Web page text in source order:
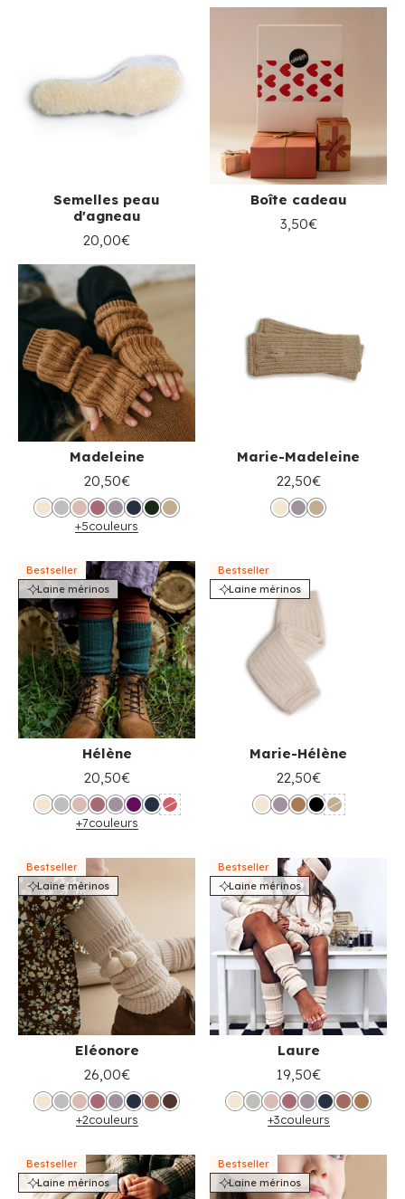
Semelles peau
d'agneau
20,00€
Boîte cadeau
3,50€
Madeleine
20,50€
+5couleurs
Marie-Madeleine
22,50€
Bestseller
Laine mérinos
Hélène
20,50€
+7couleurs
Bestseller
Laine mérinos
Marie-Hélène
22,50€
Bestseller
Laine mérinos
Eléonore
26,00€
+2couleurs
Bestseller
Laine mérinos
Laure
19,50€
+3couleurs
Bestseller
Laine mérinos
Bestseller
Laine mérinos